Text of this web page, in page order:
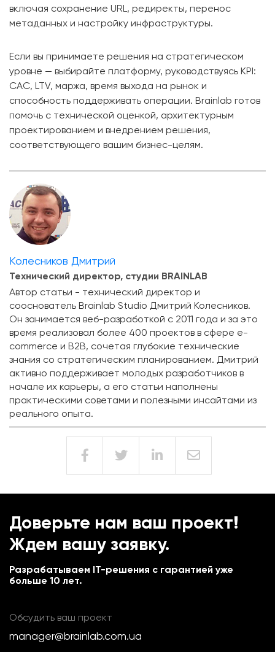
включая сохранение URL, редиректы, перенос
метаданных и настройку инфраструктуры.
Если вы принимаете решения на стратегическом
уровне — выбирайте платформу, руководствуясь KPI:
CAC, LTV, маржа, время выхода на рынок и
способность поддерживать операции. Brainlab готов
помочь с технической оценкой, архитектурным
проектированием и внедрением решения,
соответствующего вашим бизнес-целям.
Колесников Дмитрий
Технический директор, студии BRAINLAB
Автор статьи - технический директор и
сооснователь Brainlab Studio Дмитрий Колесников.
Он занимается веб-разработкой с 2011 года и за это
время реализовал более 400 проектов в сфере e-
commerce и B2B, сочетая глубокие технические
знания со стратегическим планированием. Дмитрий
активно поддерживает молодых разработчиков в
начале их карьеры, а его статьи наполнены
практическими советами и полезными инсайтами из
реального опыта.
Доверьте нам ваш проект!
Ждем вашу заявку.
Разрабатываем IT-решения с гарантией уже
больше 10 лет.
Обсудить ваш проект
manager@brainlab.com.ua